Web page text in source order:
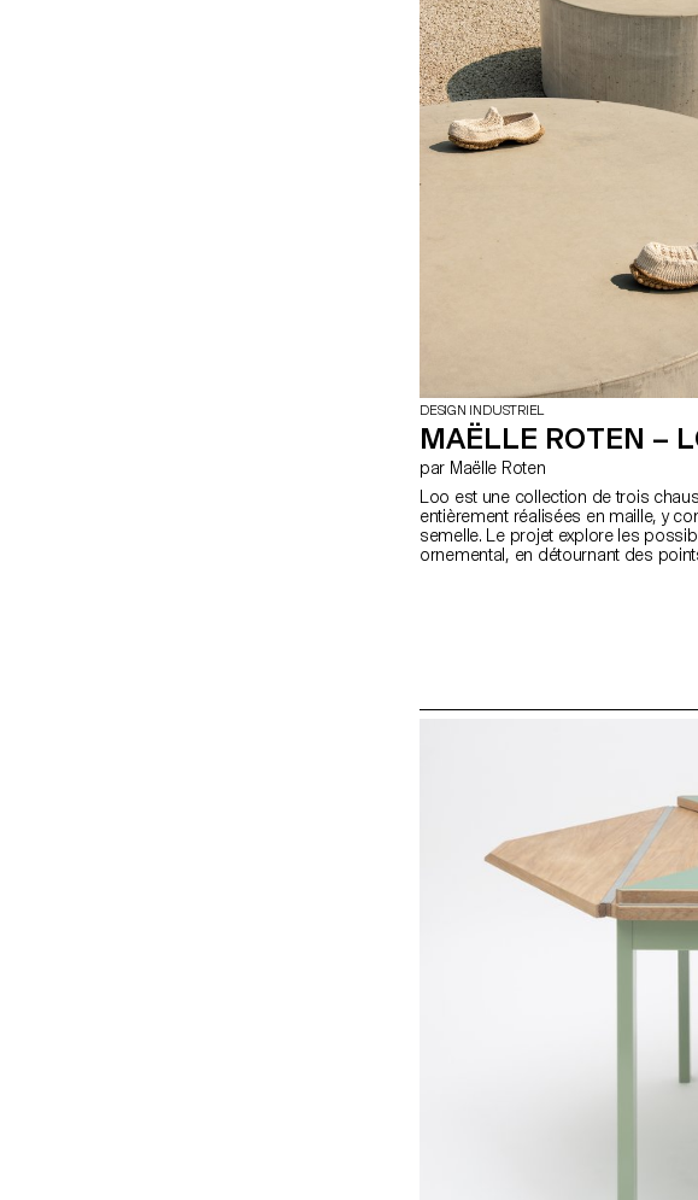
DESIGN INDUSTRIEL
MAËLLE ROTEN –
par Maëlle Roten
Loo est une collection de trois
entièrement réalisées en maille, y
semelle. Le projet explore les
ornemental, en détournant des
et leur répétition forme un profil.